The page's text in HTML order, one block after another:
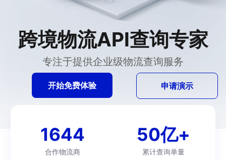
跨境物流API查询专家
专注于提供企业级物流查询服务
开始免费体验 申请演示
1644
合作物流商
50亿+
累计查询单量